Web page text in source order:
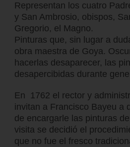
Representan los cuatro
y San Ambrosio, obispos,
Gregorio, el Magno.
Pinturas que, sin lugar a
obra maestra de Goya.
hacerlas desaparecer, las
desapercibidas durante
En 1762 el rector y
invitan a Francisco Bayeu a
de encargarle las pinturas
visita se decidió el
que no fue el fresco